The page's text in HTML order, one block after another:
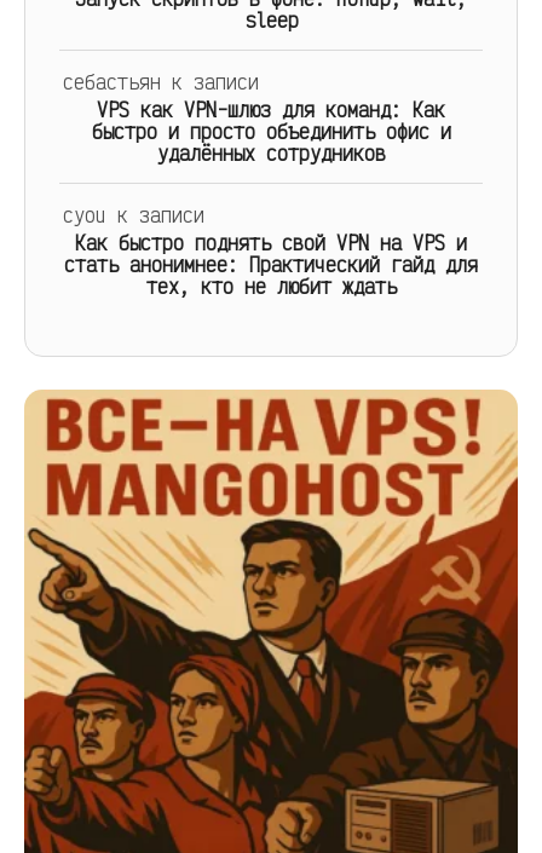
sleep
себастьян к записи
VPS как VPN-шлюз для команд: Как
быстро и просто объединить офис и
удалённых сотрудников
cyou к записи
Как быстро поднять свой VPN на VPS и
стать анонимнее: Практический гайд для
тех, кто не любит ждать